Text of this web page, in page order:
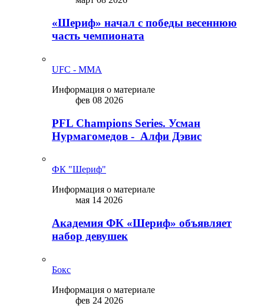
«Шериф» начал с победы весеннюю
часть чемпионата
UFC - MMA
Информация о материале
фев 08 2026
PFL Champions Series. Усман
Нурмагомедов - Алфи Дэвис
ФК "Шериф"
Информация о материале
мая 14 2026
Академия ФК «Шериф» объявляет
набор девушек
Бокс
Информация о материале
фев 24 2026